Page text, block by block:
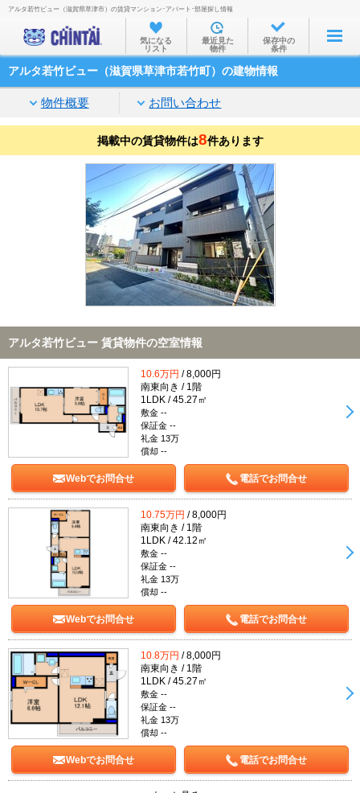
お部屋を探す
沿線・駅から
住所から
家賃相場から
通勤通学時間から
物件特集から
不動産会社から
TOP
アルタ若竹ビュー（滋賀県草津市）の賃貸マンション･アパート･部屋探し情報
気になる
リスト
最近見た
物件
保存中の
条件
アルタ若竹ビュー（滋賀県草津市若竹町）の建物情報
物件概要 お問い合わせ
掲載中の賃貸物件は8件あります
アルタ若竹ビュー 賃貸物件の空室情報
10.6万円 / 8,000円
南東向き / 1階
1LDK / 45.27㎡
敷金 --
保証金 --
礼金 13万
償却 --
Webでお問合せ 電話でお問合せ
10.75万円 / 8,000円
南東向き / 1階
1LDK / 42.12㎡
敷金 --
保証金 --
礼金 13万
償却 --
Webでお問合せ 電話でお問合せ
10.8万円 / 8,000円
南東向き / 1階
1LDK / 45.27㎡
敷金 --
保証金 --
礼金 13万
償却 --
Webでお問合せ 電話でお問合せ